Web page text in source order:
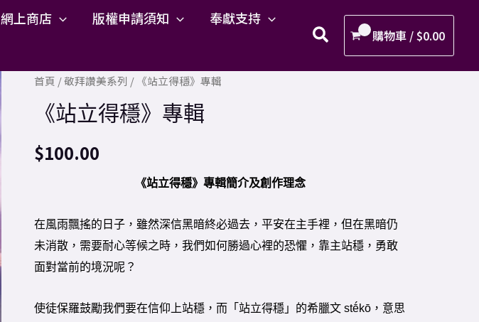
網上商店 版權申請須知
奉獻支持
購物車 /$0.00
首頁 /敬拜讚美系列 / 《站立得穩》專輯
《站立得穩》專輯
$100.00
《站立得穩》專輯簡介及創作理念
在風雨飄搖的日子，雖然深信黑暗終必過去，平安在主手裡，但在黑暗仍
未消散，需要耐心等候之時，我們如何勝過心裡的恐懼，靠主站穩，勇敢
面對當前的境況呢？
使徒保羅鼓勵我們要在信仰上站穩，而「站立得穩」的希臘文 stḗkō，意思
《站
穩》
專
量
穩》